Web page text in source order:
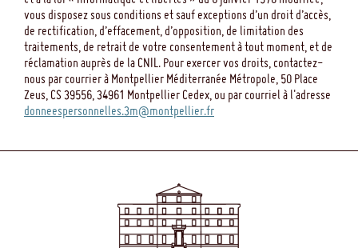
vous disposez sous conditions et sauf exceptions d’un droit d’accès,
de rectification, d’effacement, d’opposition, de limitation des
traitements, de retrait de votre consentement à tout moment, et de
réclamation auprès de la CNIL. Pour exercer vos droits, contactez-
nous par courrier à Montpellier Méditerranée Métropole, 50 Place
Zeus, CS 39556, 34961 Montpellier Cedex, ou par courriel à l'adresse
donneespersonnelles.3m@montpellier.fr